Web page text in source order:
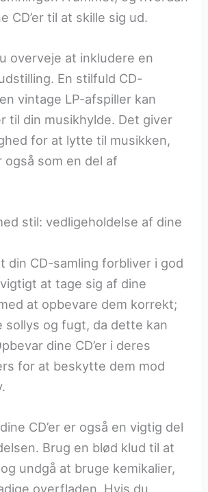
CD’er til at skille sig ud.
overveje at inkludere en
En stilfuld CD-
vintage LP-afspiller kan
til din musikhylde. Det giver
for at lytte til musikken,
som en del af
stil: vedligeholdelse af dine
din CD-samling forbliver i god
at tage sig af dine
at opbevare dem korrekt;
sollys og fugt, da dette kan
dine CD’er i deres
for at beskytte dem mod
CD’er er også en vigtig del
Brug en blød klud til at
undgå at bruge kemikalier,
overfladen. Hvis du